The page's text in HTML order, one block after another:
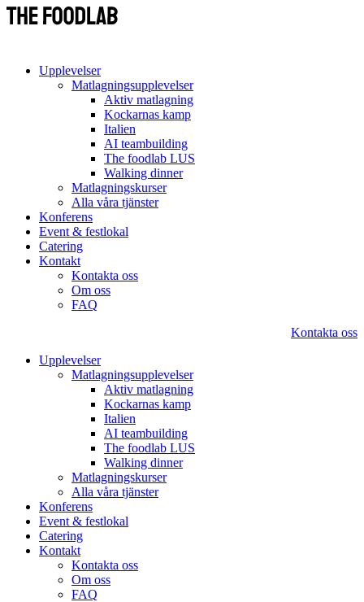
Upplevelser
Matlagningsupplevelser
Aktiv matlagning
Kockarnas kamp
Italien
AI teambuilding
The foodlab LUS
Walking dinner
Matlagningskurser
Alla våra tjänster
Konferens
Event & festlokal
Catering
Kontakt
Kontakta oss
Om oss
FAQ
Kontakta oss
Upplevelser
Matlagningsupplevelser
Aktiv matlagning
Kockarnas kamp
Italien
AI teambuilding
The foodlab LUS
Walking dinner
Matlagningskurser
Alla våra tjänster
Konferens
Event & festlokal
Catering
Kontakt
Kontakta oss
Om oss
FAQ